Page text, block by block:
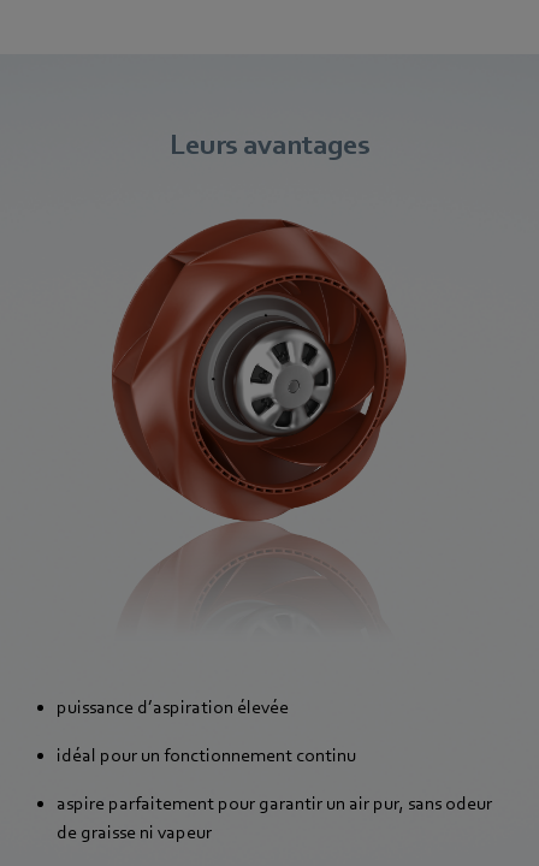
Leurs avantages
puissance d’aspiration élevée
idéal pour un fonctionnement continu
aspire parfaitement pour garantir un air pur, sans odeur
de graisse ni vapeur